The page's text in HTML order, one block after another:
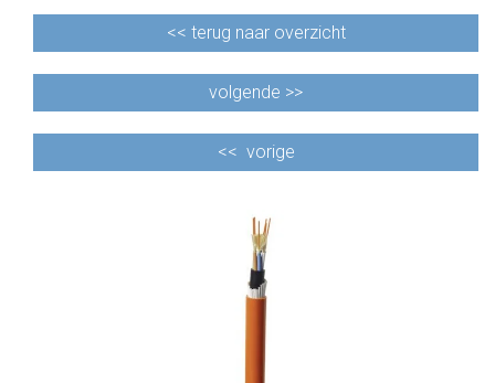
<< terug naar overzicht
volgende >>
<< vorige